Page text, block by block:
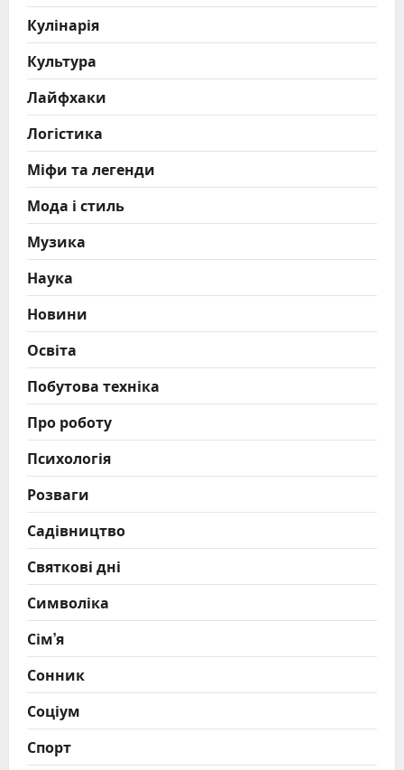
Кулінарія
Культура
Лайфхаки
Логістика
Міфи та легенди
Мода і стиль
Музика
Наука
Новини
Освіта
Побутова техніка
Про роботу
Психологія
Розваги
Садівництво
Святкові дні
Символіка
Сім’я
Сонник
Соціум
Спорт